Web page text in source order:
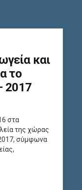
και
το
2017
στα
της χώρας
σύμφωνα